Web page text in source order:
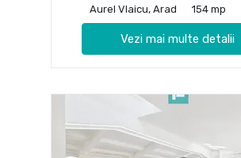
Aurel Vlaicu, Arad
154 mp
Vezi mai multe detalii